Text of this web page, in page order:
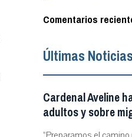
Comentarios
Últimas Noticias
Cardenal Aveline
adultos y sobre